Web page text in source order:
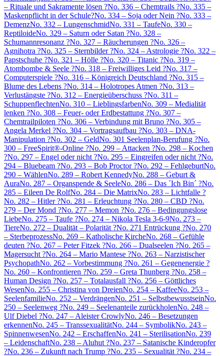
– Rituale und Sakramente lösen ?No. 336 – Chemtrails ?No. 335 –
Maskenpflicht in der Schule?No. 334 – Soja oder Nein ?No. 333 –
DemenzNo. 332 – LungenschmidNo. 331 – TaufeNo. 330 –
ReptiloideNo. 329 – Saturn oder Satan ?No. 328 –
Schumannresonanz ?No. 327 – Räucherungen ?No. 326 –
Agnihotra ?No. 325 – Sternbilder ?No. 324 – Astrologie ?No. 322 –
Papstschuhe ?No. 321 – Hölle ?No. 320 – Titanic ?No. 319 –
Atombombe & Seele ?No. 318 – Freiwilliges Leid ?No. 317 –
Computerspiele ?No. 316 – Königreich Deutschland ?No. 315 –
Blume des Lebens ?No. 314 – Holotropes Atmen ?No. 313 –
Verlustängste ?No. 312 – Energieüberschuss ?No. 311 –
SchuppenflechtenNo. 310 – LieblingsfarbenNo. 309 – Medialität
lenken ?No. 308 – Feuer- oder Erdbestattung ?No. 307 –
Chemtrailpiloten ?No. 306 – Verbindung mit Bruno ?No. 305 –
Angela Merkel ?No. 304 – Vortragsaufbau ?No. 303 – DNA-
Manipulation ?No. 302 – GeldNo. 301 Seelenplan-Berufung ?No.
300 – FreeSpirit®-Online ?No. 299 – Attacken ?No. 298 – Kochen
?No. 297 – Engel oder nicht ?No. 295 – Eingreifen oder nicht ?No.
294 – Bluebeam ?No. 293 – Bob Proctor ?No. 292 – FehlgeburtNo.
290 – WählenNo. 289 – Robert KennedyNo. 288 – Geburt &
AuraNo. 287 – Organspende & SeeleNo. 286 – Das ´Ich Bin´ ?No.
285 – Eileen De RolfNo. 284 – Die MatrixNo. 283 – Lichtfalle ?
No. 282 – Hitler ?No. 281 – Erleuchtung ?No. 280 – CBD ?No.
279 – Der Mond ?No. 277 – Memon ?No. 276 – Bedingungslose
LiebeNo. 275 – Taufe ?No. 274 – Nikola Tesla 3-6-9No. 273 –
TiereNo. 272 – Dualität – Polarität ?No. 271 Entrückung ?No. 270
– SterbeprozessNo. 269 – Katholische KircheNo. 268 – Gefühle
deuten ?No. 267 – Peter Fitzek ?No. 266 – Dualseelen ?No. 265 –
Magersucht ?No. 264 – Mario Mantese ?No. 263 – Narzistischer
PsychopathNo. 262 – Vorbestimmung ?No. 261 – Gegenenergie ?
No. 260 – Konfrontieren ?No. 259 – Greta Thunberg ?No. 258 –
Human Design ?No. 257 – Totalausfall ?No. 256 – Göttliches
WesenNo. 255 – Christina von DreienNo. 254 – KaffeeNo. 253 –
SeelenfamilieNo. 252 – VerdrängenNo. 251 – SelbstbewusstseinNo.
250 – Seelenweg ?No. 249 – Seelenanteile zurückholenNo. 248 –
Ulf Diebel ?No. 247 – Aleister CrowlyNo. 246 – Besetzungen
erkennenNo. 245 – TranssexualitätNo. 244 – SymbolikNo. 243 –
SpinnenwesenNo. 242 – ErschaffenNo. 241 – SterilisationNo. 239
– LeidenschaftNo. 238 – Aluhut ?No. 237 – Satanische Kinderopfer
?No. 236 – Zukunft nach Trump ?No. 235 – Sexualität ?No. 234 –